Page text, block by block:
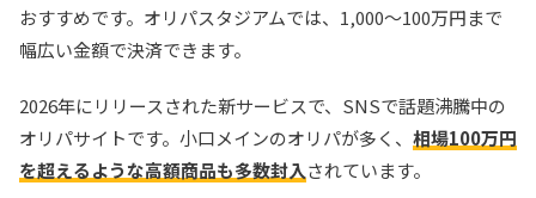
おすすめです。オリパスタジアムでは、1,000～100万円まで
幅広い金額で決済できます。
2026年にリリースされた新サービスで、SNSで話題沸騰中の
オリパサイトです。小口メインのオリパが多く、 相場100万円
を超えるような高額商品も多数封入されています。